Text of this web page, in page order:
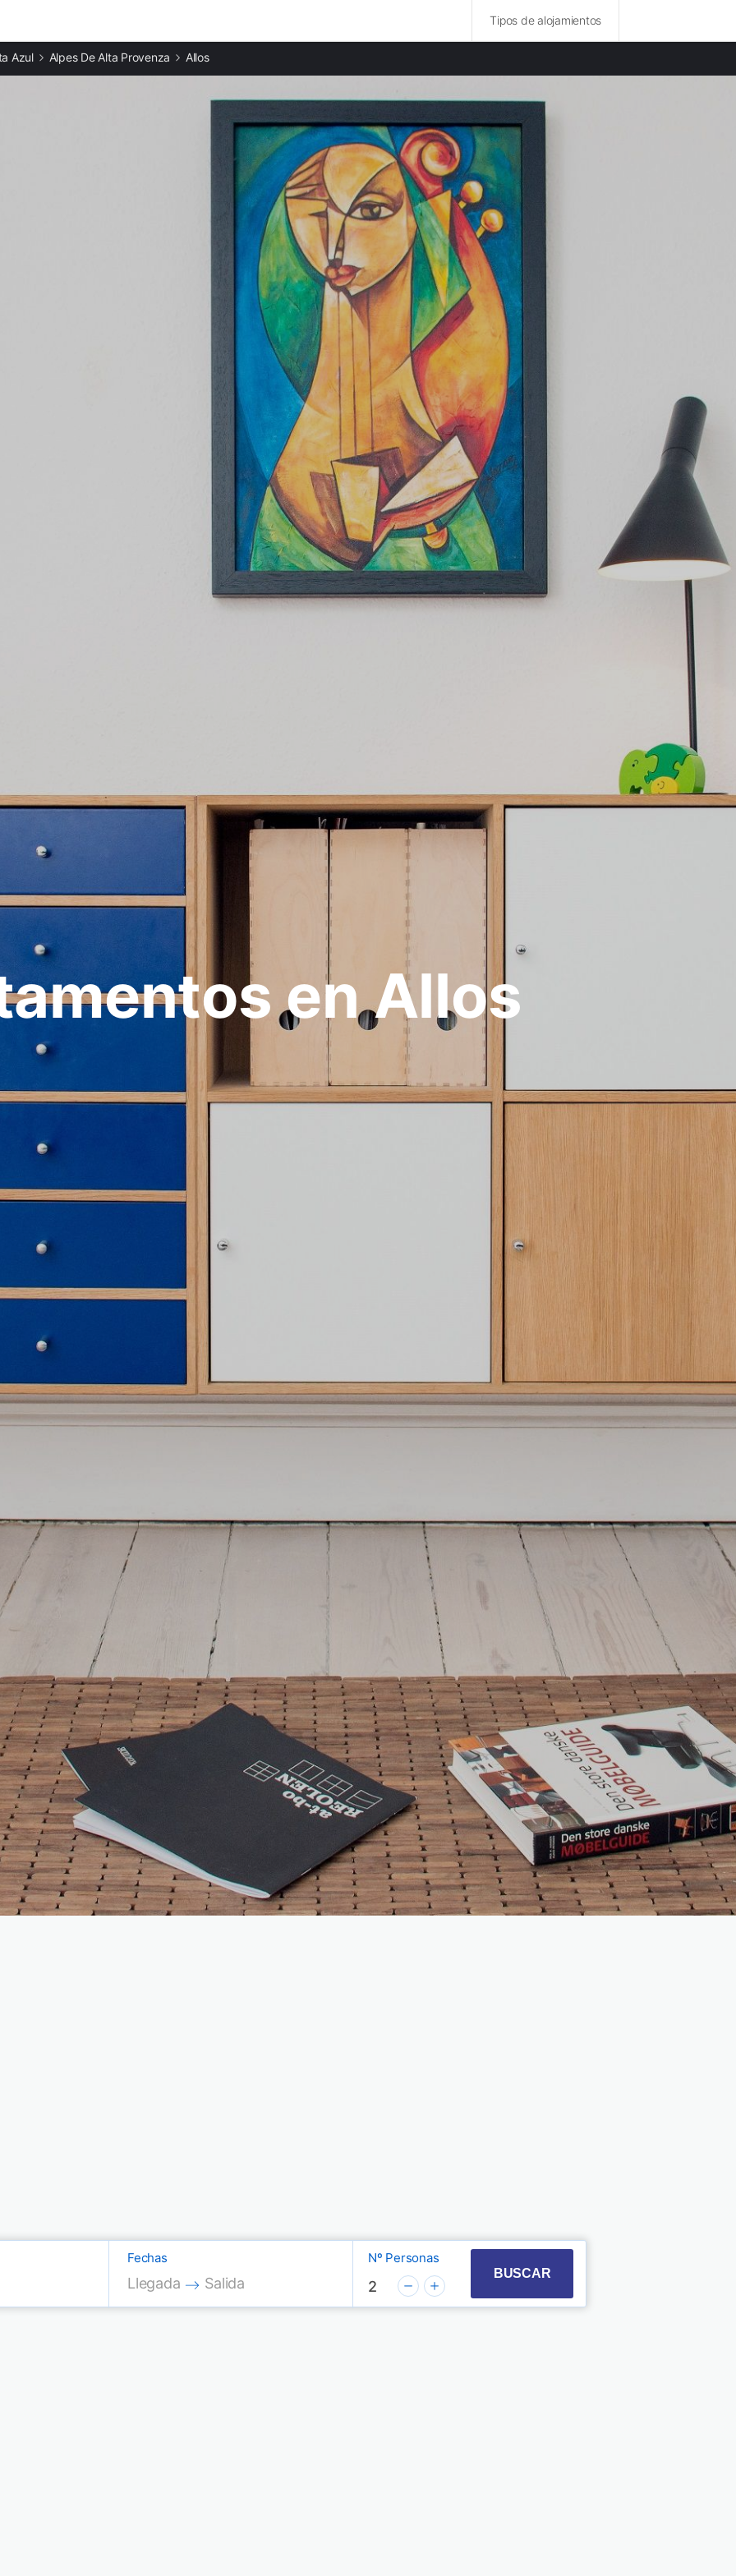
Tipos de alojamientos
Apartamentos en Colmars
Apartamentos en La Foux d'Allos
Azul Alpes De Alta Provenza Allos
en Allos
Fechas
Press the down arrow key to interact with the calendar and select a date. Press the
Llegada
Press the down arrow key to interact with the calendar and select a date.
Salida
Nº Personas
2
BUSCAR